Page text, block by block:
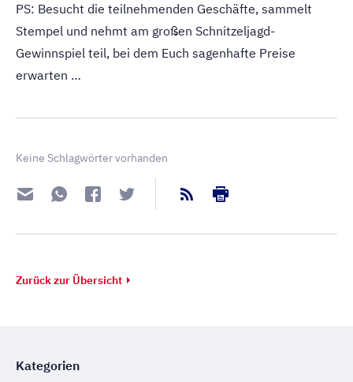
PS: Besucht die teilnehmenden Geschäfte, sammelt
Stempel und nehmt am großen Schnitzeljagd-
Gewinnspiel teil, bei dem Euch sagenhafte Preise
erwarten …
Keine Schlagwörter vorhanden
Zurück zur Übersicht
Kategorien